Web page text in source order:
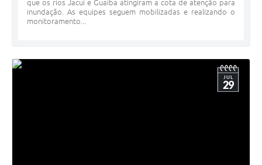
que os rios Jacuí e Guaíba atingiram a cota de atenção para
inundação. As equipes seguem mobilizadas e realizando o
monitoramento...
JUL
29